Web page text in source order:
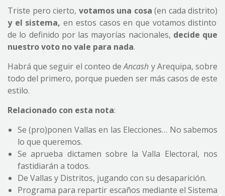
Triste pero cierto, votamos una cosa (en cada distrito)
y el sistema, en estos casos en que votamos distinto
de lo definido por las mayorías nacionales, decide que
nuestro voto no vale para nada.
Habrá que seguir el conteo deAncash y Arequipa, sobre
todo del primero, porque pueden ser más casos de este
estilo.
Relacionado con esta nota:
Se (pro)ponen Vallas en las Elecciones… No sabemos
lo que queremos.
Se aprueba dictamen sobre la Valla Electoral, nos
fastidiarán a todos.
De Vallas y Distritos, jugando con su desaparición.
Programa para repartir escaños mediante el Sistema